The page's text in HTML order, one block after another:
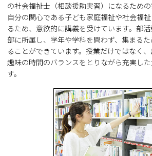
の社会福祉士（相談援助実習）になるための
自分の関心である子ども家庭福祉や社会福
るため、意欲的に講義を受けています。部
部に所属し、学年や学科を問わず、集まる
ることができています。授業だけではなく、
趣味の時間のバランスをとりながら充実し
す。